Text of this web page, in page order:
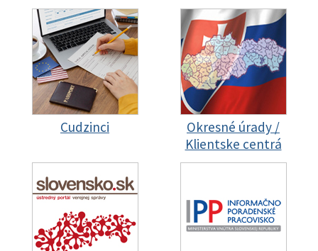
Cudzinci
Okresné úrady /
Klientske centrá